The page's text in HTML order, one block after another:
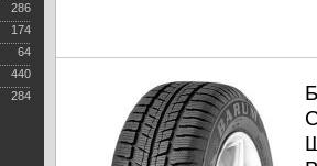
286
174
64
440
284